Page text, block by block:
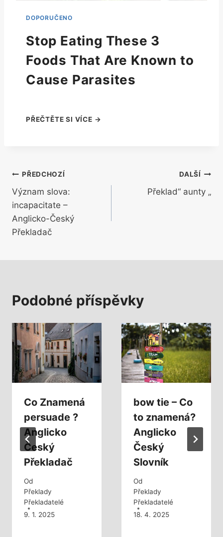
Stop Eating These 3
Foods That Are Known to
Cause Parasites
Navigace
pro
příspěvek
PŘEDCHOZÍ
Význam slova:
incapacitate –
Anglicko-Český
Překladač
DALŠÍ
Překlad“ aunty „
Podobné příspěvky
Co Znamená
persuade ?
Anglicko
Český
Překladač
Od
Překlady
Překladatelé
9. 1. 2025
bow tie – Co
to znamená?
Anglicko
Český
Slovník
Od
Překlady
Překladatelé
18. 4. 2025